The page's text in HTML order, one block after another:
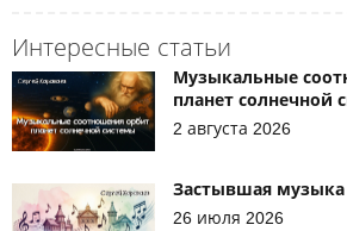
Интересные статьи
Музыкальные
планет солнечной
2 августа 2026
Застывшая музыка
26 июля 2026